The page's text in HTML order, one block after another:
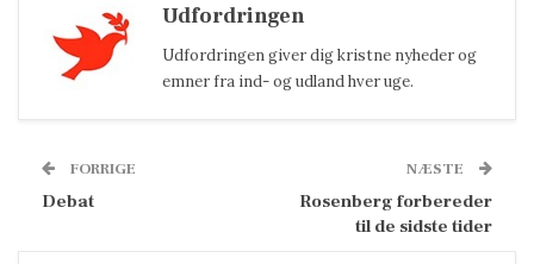
Udfordringen
Udfordringen giver dig kristne nyheder og
emner fra ind- og udland hver uge.
FORRIGE
Debat
NÆSTE
Rosenberg forbereder
til de sidste tider